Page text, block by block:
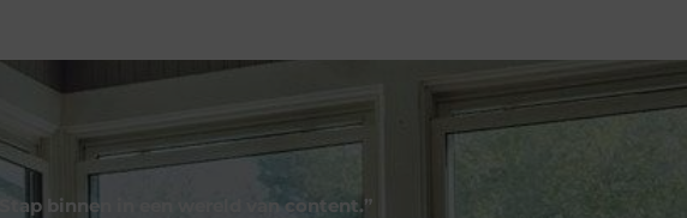
“Stap binnen in een wereld van content.”